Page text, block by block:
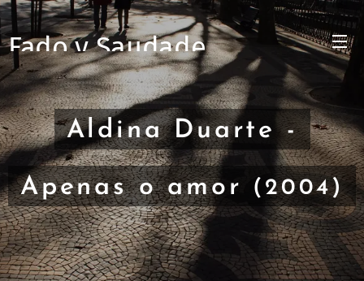
Fado y Saudade
Aldina Duarte -
Apenas o amor (2004)